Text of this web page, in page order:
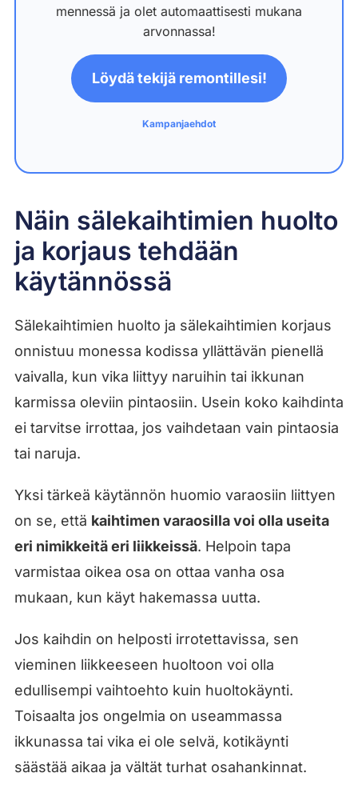
mennessä ja olet automaattisesti mukana
arvonnassa!
Löydä tekijä remontillesi!
Kampanjaehdot
Näin sälekaihtimien huolto
ja korjaus tehdään
käytännössä
Sälekaihtimien huolto ja sälekaihtimien korjaus
onnistuu monessa kodissa yllättävän pienellä
vaivalla, kun vika liittyy naruihin tai ikkunan
karmissa oleviin pintaosiin. Usein koko kaihdinta
ei tarvitse irrottaa, jos vaihdetaan vain pintaosia
tai naruja.
Yksi tärkeä käytännön huomio varaosiin liittyen
on se, että kaihtimen varaosilla voi olla useita
eri nimikkeitä eri liikkeissä. Helpoin tapa
varmistaa oikea osa on ottaa vanha osa
mukaan, kun käyt hakemassa uutta.
Jos kaihdin on helposti irrotettavissa, sen
vieminen liikkeeseen huoltoon voi olla
edullisempi vaihtoehto kuin huoltokäynti.
Toisaalta jos ongelmia on useammassa
ikkunassa tai vika ei ole selvä, kotikäynti
säästää aikaa ja vältät turhat osahankinnat.